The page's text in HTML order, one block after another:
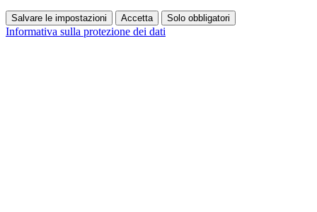
Salvare le impostazioni Accetta Solo obbligatori
Informativa sulla protezione dei dati